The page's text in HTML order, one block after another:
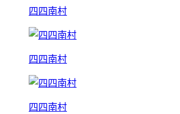
四四南村
四四南村
四四南村